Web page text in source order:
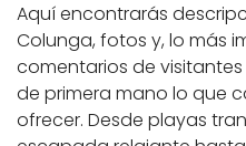
Aquí encontrarás
Colunga, fotos y, lo más
comentarios de
de primera mano lo que
ofrecer. Desde playas